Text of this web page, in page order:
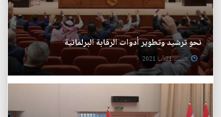
نحو ترشيد وتطوير أدوات الرقابة البرلمانية
السبت 21 آب 2021